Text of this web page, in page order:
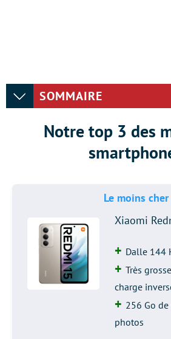
SOMMAIRE
Notre top 3 des
Le moins cher
Xiaomi
Dalle 144
Très
charge
256 Go
photos